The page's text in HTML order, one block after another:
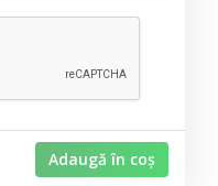
Adaugă în coș